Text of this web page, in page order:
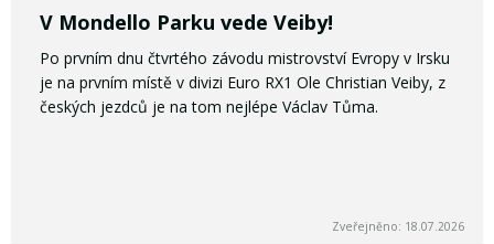
V Mondello Parku vede Veiby!
Po prvním dnu čtvrtého závodu mistrovství Evropy v Irsku
je na prvním místě v divizi Euro RX1 Ole Christian Veiby, z
českých jezdců je na tom nejlépe Václav Tůma.
Zveřejněno: 18.07.2026